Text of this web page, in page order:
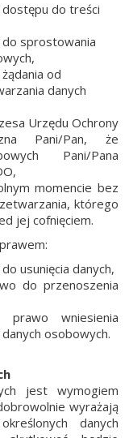
do treści
sprostowania
od
danych
Urzędu Ochrony
Pani/Pan, że
Pani/Pana
momencie bez
którego
jej cofnięciem.
usunięcia danych,
do przenoszenia
wniesienia
osobowych.
jest wymogiem
wyrażają
danych